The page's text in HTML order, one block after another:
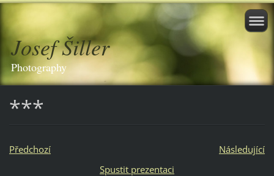
Josef Šiller
Photography
***
Předchozí
Následující
Spustit prezentaci